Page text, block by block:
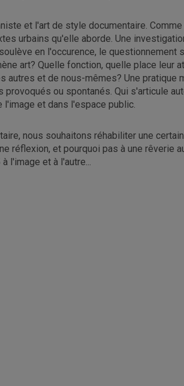
et l'art de style documentaire.
urbains qu'elle aborde. Une
en l'occurence, le questionnement
art? Quelle fonction, quelle place leur
autres et de nous-mêmes? Une pratique
ou spontanés. Qui s'articule
l'image et dans l'espace public.
nous souhaitons réhabiliter une
réflexion, et pourquoi pas à une rêverie
l'image et à l'autre...